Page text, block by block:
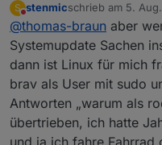
warum
noch.
Den gibt
Gründen
nicht
Siehe auch
für diesen
danach
S
Nicht stören
stenmicschrieb am 5.
zuletzt editiert
@thomas-braun aber
Systemupdate Sachen
dann ist Linux für mich
brav als User mit sudo
Antworten „warum als
übertrieben, ich hatte
und ja ich fahre Fahrrad